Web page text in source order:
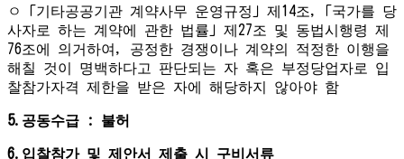
ㅇ「기타공공기관 계약사무 운영규정」제14조,「국가를 당
사자로 하는 계약에 관한 법률」제27조 및 동법시행령 제
76조에 의거하여, 공정한 경쟁이나 계약의 적정한 이행을
해칠 것이 명백하다고 판단되는 자 혹은 부정당업자로 입
찰참가자격 제한을 받은 자에 해당하지 않아야 함
5.공동수급 : 불허
6.입찰참가 및 제안서 제출 시 구비서류